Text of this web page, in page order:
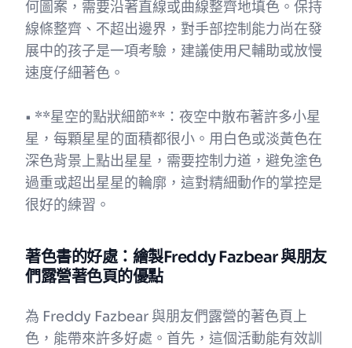
何圖案，需要沿著直線或曲線整齊地填色。保持
線條整齊、不超出邊界，對手部控制能力尚在發
展中的孩子是一項考驗，建議使用尺輔助或放慢
速度仔細著色。
• **星空的點狀細節**：夜空中散布著許多小星
星，每顆星星的面積都很小。用白色或淡黃色在
深色背景上點出星星，需要控制力道，避免塗色
過重或超出星星的輪廓，這對精細動作的掌控是
很好的練習。
著色書的好處：繪製Freddy Fazbear 與朋友
們露營著色頁的優點
為 Freddy Fazbear 與朋友們露營的著色頁上
色，能帶來許多好處。首先，這個活動能有效訓